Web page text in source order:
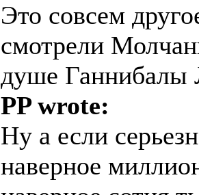
Это совсем
смотрели
душе Ганнибалы
PP wrote:
Ну а если
наверное